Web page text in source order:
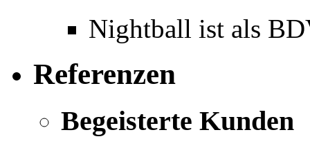
Nightball ist als
Referenzen
Begeisterte Kunden